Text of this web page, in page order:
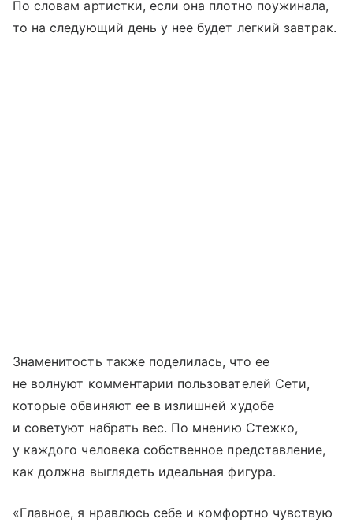
По словам артистки, если она плотно поужинала,
то на следующий день у нее будет легкий завтрак.
Знаменитость также поделилась, что ее
не волнуют комментарии пользователей Сети,
которые обвиняют ее в излишней худобе
и советуют набрать вес. По мнению Стежко,
у каждого человека собственное представление,
как должна выглядеть идеальная фигура.
«Главное, я нравлюсь себе и комфортно чувствую